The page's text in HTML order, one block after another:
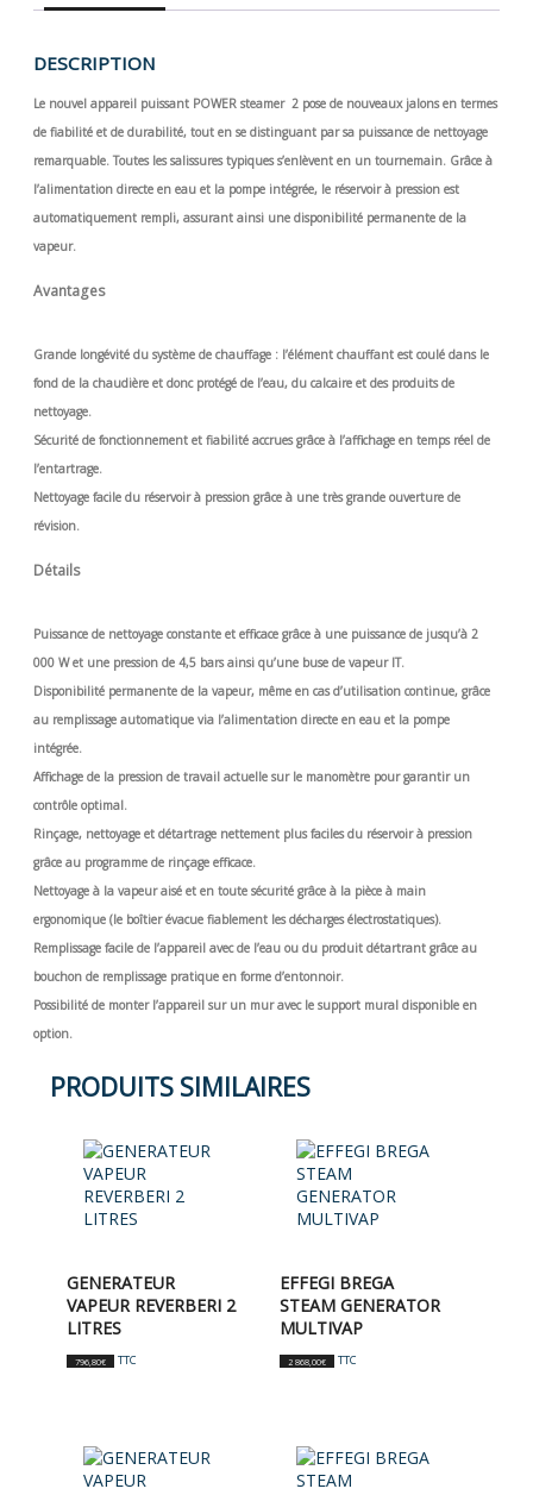
DESCRIPTION
Le nouvel appareil puissant POWER steamer 2 pose de nouveaux jalons en termes
de fiabilité et de durabilité, tout en se distinguant par sa puissance de nettoyage
remarquable. Toutes les salissures typiques s’enlèvent en un tournemain. Grâce à
l’alimentation directe en eau et la pompe intégrée, le réservoir à pression est
automatiquement rempli, assurant ainsi une disponibilité permanente de la
vapeur.
Avantages
Grande longévité du système de chauffage : l’élément chauffant est coulé dans le
fond de la chaudière et donc protégé de l’eau, du calcaire et des produits de
nettoyage.
Sécurité de fonctionnement et fiabilité accrues grâce à l’affichage en temps réel de
l’entartrage.
Nettoyage facile du réservoir à pression grâce à une très grande ouverture de
révision.
Détails
Puissance de nettoyage constante et efficace grâce à une puissance de jusqu’à 2
000 W et une pression de 4,5 bars ainsi qu’une buse de vapeur IT.
Disponibilité permanente de la vapeur, même en cas d’utilisation continue, grâce
au remplissage automatique via l’alimentation directe en eau et la pompe
intégrée.
Affichage de la pression de travail actuelle sur le manomètre pour garantir un
contrôle optimal.
Rinçage, nettoyage et détartrage nettement plus faciles du réservoir à pression
grâce au programme de rinçage efficace.
Nettoyage à la vapeur aisé et en toute sécurité grâce à la pièce à main
ergonomique (le boîtier évacue fiablement les décharges électrostatiques).
Remplissage facile de l’appareil avec de l’eau ou du produit détartrant grâce au
bouchon de remplissage pratique en forme d’entonnoir.
Possibilité de monter l’appareil sur un mur avec le support mural disponible en
option.
PRODUITS SIMILAIRES
GENERATEUR
VAPEUR REVERBERI 2
LITRES
796,80€ TTC
EFFEGI BREGA
STEAM GENERATOR
MULTIVAP
2 868,00€ TTC